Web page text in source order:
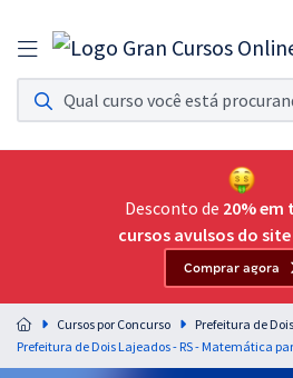
Assinatura Ilimitada 11
Acesso a todos os cursos. Teste grátis por 7 dias!
Assinatura OAB Até Passar
Acesso ilimitado a toda preparação para o
Residências Multiprofissionais
Preparação completa e intensiva para as
residências em saúde do Brasil
Desconto de 20% em
cursos avulsos do site
Comprar agora
Cursos por Concurso
Prefeitura de